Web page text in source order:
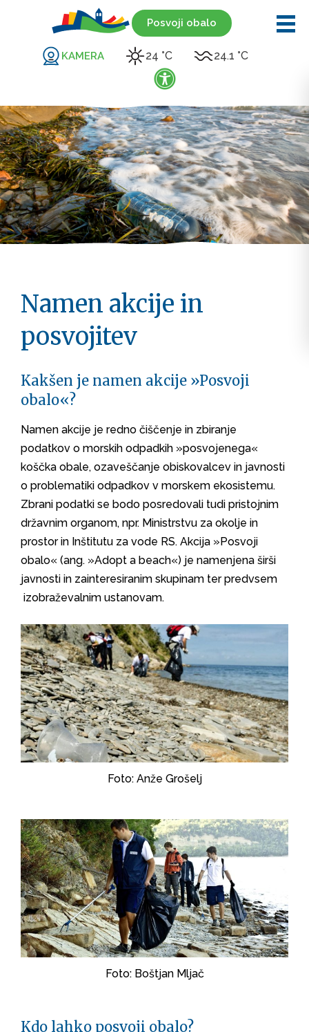
Posvoji obalo
KAMERA 24 °C 24.1 °C
Namen akcije in
posvojitev
Kakšen je namen akcije »Posvoji
obalo«?
Namen akcije je redno čiščenje in zbiranje
podatkov o morskih odpadkih »posvojenega«
koščka obale, ozaveščanje obiskovalcev in javnosti
o problematiki odpadkov v morskem ekosistemu.
Zbrani podatki se bodo posredovali tudi pristojnim
državnim organom, npr. Ministrstvu za okolje in
prostor in Inštitutu za vode RS. Akcija »Posvoji
obalo« (ang. »Adopt a beach«) je namenjena širši
javnosti in zainteresiranim skupinam ter predvsem
izobraževalnim ustanovam.
Foto: Anže Grošelj
Foto: Boštjan Mljač
Kdo lahko posvoji obalo?